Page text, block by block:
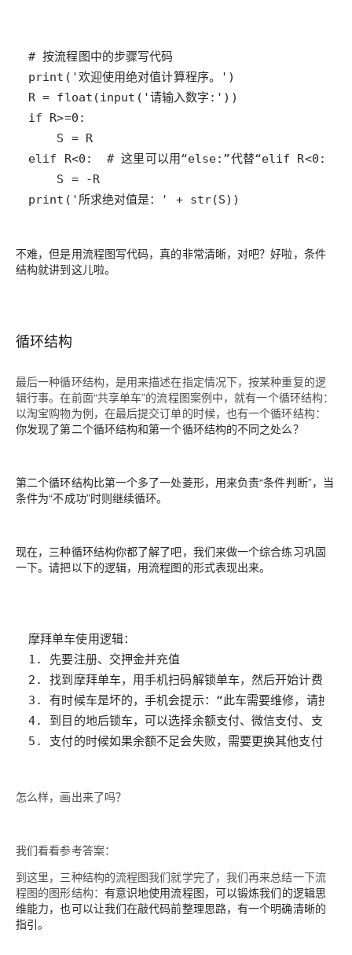
    S = R
print('所求绝对值是：' + str(S))
不难，但是用流程图写代码，真的非常清晰，对吧？好啦，条件
结构就讲到这儿啦。
循环结构
最后一种循环结构，是用来描述在指定情况下，按某种重复的逻
辑行事。在前面“共享单车”的流程图案例中，就有一个循环结构：
以淘宝购物为例，在最后提交订单的时候，也有一个循环结构：
你发现了第二个循环结构和第一个循环结构的不同之处么？
第二个循环结构比第一个多了一处菱形，用来负责“条件判断”，当
条件为“不成功”时则继续循环。
现在，三种循环结构你都了解了吧，我们来做一个综合练习巩固
一下。请把以下的逻辑，用流程图的形式表现出来。
5. 支付的时候如果余额不足会失败，需要更换其他支付方式
怎么样，画出来了吗？
我们看看参考答案：
到这里，三种结构的流程图我们就学完了，我们再来总结一下流
程图的图形结构： 有意识地使用流程图，可以锻炼我们的逻辑思
维能力，也可以让我们在敲代码前整理思路，有一个明确清晰的
指引。